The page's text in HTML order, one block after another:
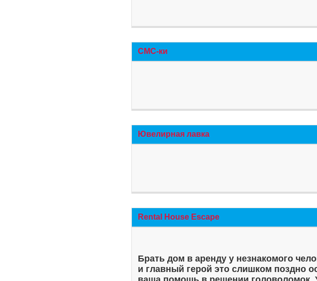
СМС-ки
Ювелирная лавка
Rental House Escape
Брать дом в аренду у незнакомого
и главный герой это слишком поздно